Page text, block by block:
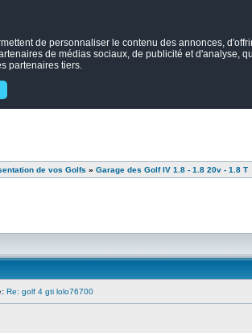
de personnaliser le contenu des annonces,
de médias sociaux, de publicité et
partenaires tiers.
de vos Golfs » Garage des Golf IV 1.8 - 1.8 20v - 1.8 T
Re: golf 4 gti lolo76700